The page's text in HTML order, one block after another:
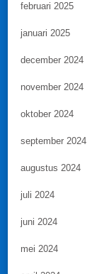
februari 2025
januari 2025
december 2024
november 2024
oktober 2024
september 2024
augustus 2024
juli 2024
juni 2024
mei 2024